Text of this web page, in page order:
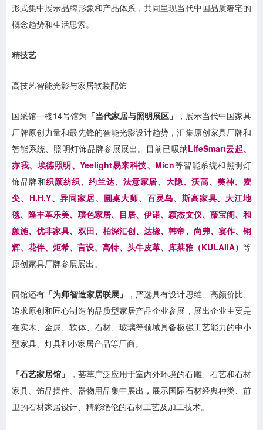
形式集中展示品牌形象和产品体系，共同呈现当代中国品质奢宅的
概念趋势和生活思索。
精技艺
高技艺智能光影与家居软装配饰
国采馆一楼14号馆为 「当代家居与照明展区」
，展示当代中国家具
厂牌原创力量和最先锋的智能光影设计趋势，汇集原创家具厂牌和
智能系统、照明灯饰品牌参展展出。目前已吸纳LifeSmart云起、
亦我、埃德照明、Yeelight易来科技、Micn等智能系统和照明灯
饰品牌和织颜纺织、约兰达、法意家居、大隐、沃高、美神、麦
尖、H.H.Y、异同家居、圆桌大师、百灵鸟、斯高家具、大江地
毯、隆丰革乐美、璞色家居、目居、伊诺、颖杰文仪、藤宝阁、和
颜施、优非家具、双田、柏深汇创、达橡、韩帝、尚弗、宴作、铜
辉、花伴、炬希、言设、高特、头牛皮革、库莱雅（KULAIIA） 等
原创家具厂牌参展展出。
同馆还有 「为师智造家居联展」
，严选具有设计思维、高颜价比、
追求原创和匠心制造的品质型家居产品企业参展，展出企业主要是
在实木、金属、软体、石材、玻璃等领域具备极强工艺能力的中小
型家具、灯具和小家居产品等厂商。
「石艺家居馆」
，荟萃广泛应用于室内外环境的石雕、石艺和石材
家具、饰品摆件、器物用品集中展出，展示国际石材经典种类、前
卫的石材家居设计、精彩绝伦的石材工艺及加工技术。